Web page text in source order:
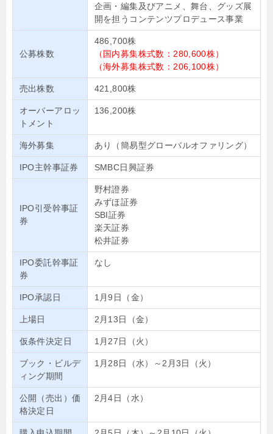
企画・編集及びアニメ、舞台、グッズ展
開を担うコンテンツプロデュース事業
公募株数
486,700株
（国内募集株式数：280,600株）
（海外募集株式数：206,100株）
売出株数 421,800株
オーバーアロッ
トメント
136,200株
海外募集 あり（簡易型グローバルオファリング）
IPO主幹事証券 SMBC日興証券
IPO引受幹事証
券
野村證券
みずほ証券
SBI証券
楽天証券
松井証券
IPO委託幹事証
券
なし
IPO承認日 1月9日（金）
上場日 2月13日（金）
仮条件決定日 1月27日（火）
ブック・ビルデ
ィング期間
1月28日（水）～2月3日（火）
公開（売出）価
格決定日
2月4日（水）